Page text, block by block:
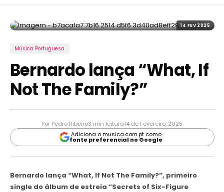
14 FEV 2025
Música Portuguesa
Bernardo lança “What, If
Not The Family?”
Por Pedro Ribeiro3 min leitura14 de Fevereiro, 2025
Adiciona o musica.com.pt como
fonte preferencial no Google
Bernardo lança “What, If Not The Family?”, primeiro
single do álbum de estreia “Secrets of Six-Figure